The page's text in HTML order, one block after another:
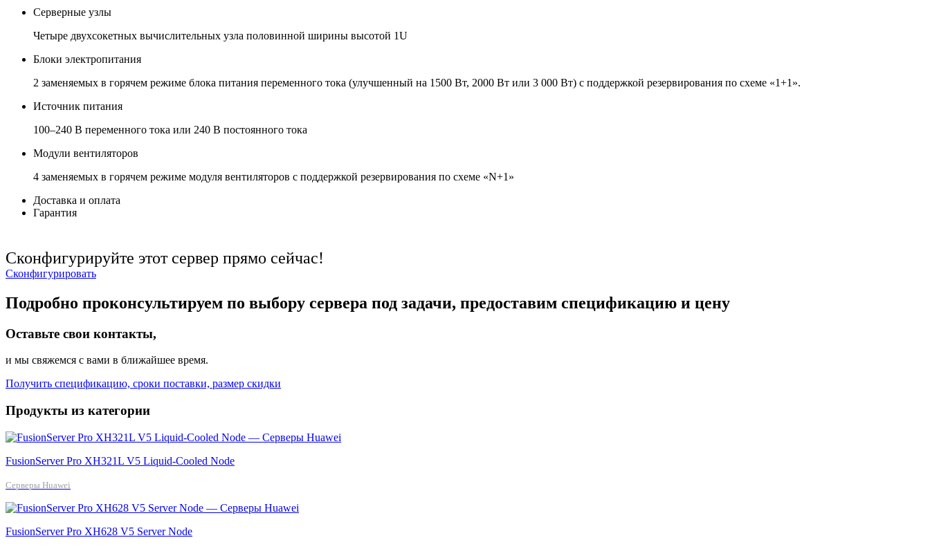
Серверные узлы
Четыре двухсокетных вычислительных узла половинной ширины высотой 1U
Блоки электропитания
2 заменяемых в горячем режиме блока питания переменного тока (улучшенный на 1500 Вт, 2000 Вт или 3 000 Вт) с поддержкой резервирования по схеме «1+1».
Источник питания
100–240 В переменного тока или 240 В постоянного тока
Модули вентиляторов
4 заменяемых в горячем режиме модуля вентиляторов с поддержкой резервирования по схеме «N+1»
Доставка и оплата
Гарантия
Сконфигурируйте этот сервер прямо сейчас!
Сконфигурировать
Подробно проконсультируем по выбору сервера под задачи, предоставим спецификацию и цену
Оставьте свои контакты,
и мы свяжемся с вами в ближайшее время.
Получить спецификацию, сроки поставки, размер скидки
Продукты из категории
FusionServer Pro XH321L V5 Liquid-Cooled Node
Серверы Huawei
FusionServer Pro XH628 V5 Server Node